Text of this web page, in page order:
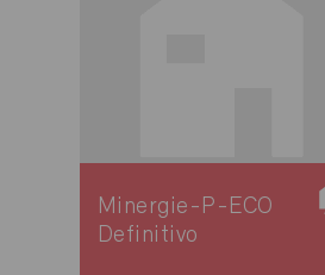
Minergie-P-ECO
Definitivo